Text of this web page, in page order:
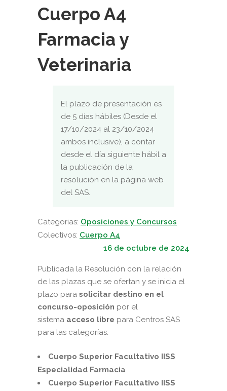
Cuerpo A4
Farmacia y
Veterinaria
El plazo de presentación es
de 5 días hábiles (Desde el
17/10/2024 al 23/10/2024
ambos inclusive), a contar
desde el día siguiente hábil a
la publicación de la
resolución en la página web
del SAS.
Categorias: Oposiciones y Concursos
Colectivos: Cuerpo A4
16 de octubre de 2024
Publicada la Resolución con la relación
de las plazas que se ofertan y se inicia el
plazo para solicitar destino en el
concurso-oposición por el
sistema acceso libre para Centros SAS
para las categorías:
Cuerpo Superior Facultativo IISS
Especialidad Farmacia
Cuerpo Superior Facultativo IISS